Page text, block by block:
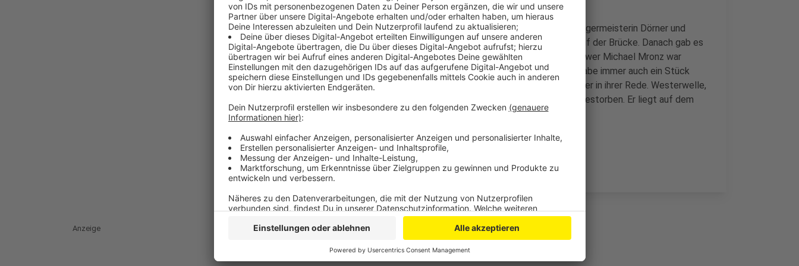
Sie heißt nun offiziell "Guido-Westerwelle-Brücke". Bonns Oberbürgermeisterin Dörner und
Bezirksbürgermeister Reeh-Schall enthüllten ein Straßenschild auf der Brücke. Danach gab es
eine Feierstunde im August-Macke-Haus. Auch Westerwelles Witwer Michael Mronz war
dabei. Westerwelle ist ganz in der Nähe aufgewachsen. Mit ihm habe immer auch ein Stück
"Bönnsches Hätz" in der Bundesregierung geschlagen, sagte Dörner in ihrer Rede. Westerwelle,
von 2009 bis 2013 Bundesaußenminister, war 2016 an Leukämie gestorben. Er liegt auf dem
Kölner Melatenfriedhof begraben.
Anzeige
Anzeige